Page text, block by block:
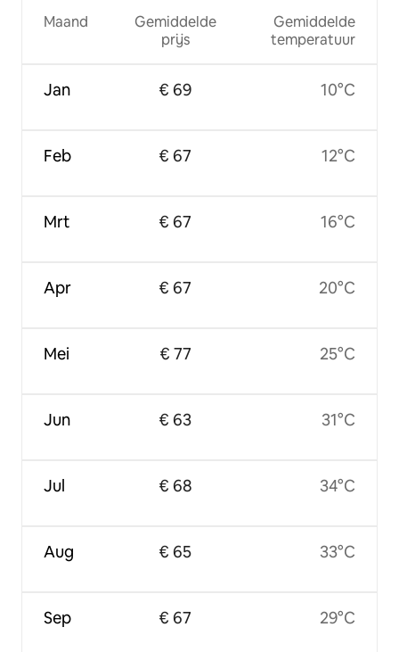
Maand
Jan
Feb
Mrt
Apr
Mei
Jun
Jul
Aug
Sep
Gemiddelde
prijs
€ 69
€ 67
€ 67
€ 67
€ 77
€ 63
€ 68
€ 65
€ 67
Gemiddelde
temperatuur
10°C
12°C
16°C
20°C
25°C
31°C
34°C
33°C
29°C